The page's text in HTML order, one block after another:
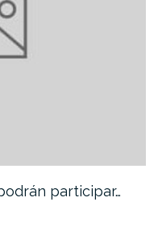
participar…